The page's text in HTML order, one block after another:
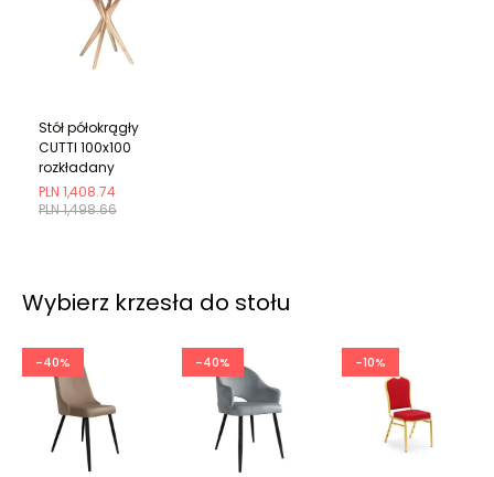
PLN 1,498.66
PLN 1,408.74
Stół półokrągły
CUTTI 100x100
rozkładany
czerwony/jesion
Wybierz krzesła do stołu
-40% -40% -10%